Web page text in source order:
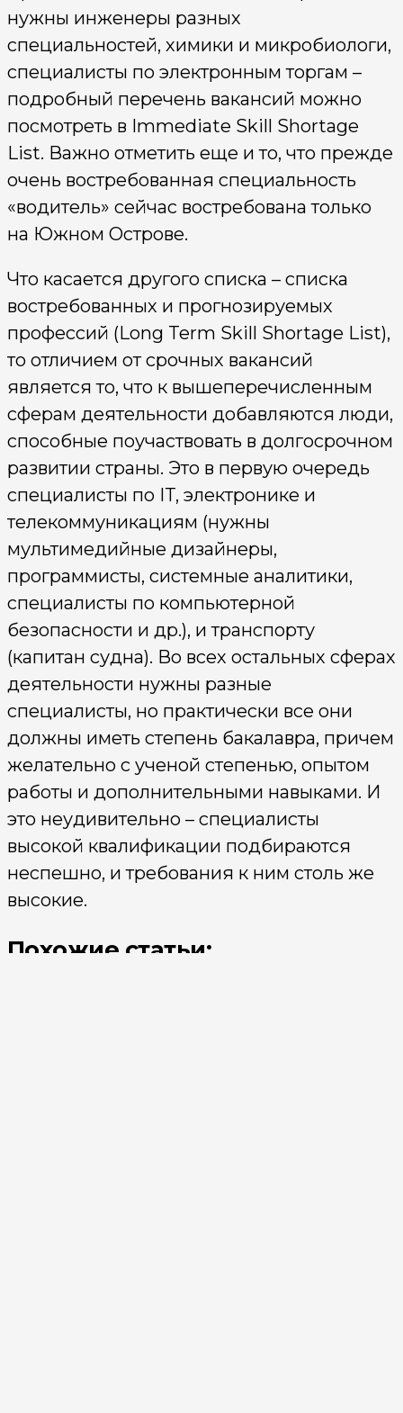
нужны инженеры разных
специальностей, химики и микробиологи,
специалисты по электронным торгам –
подробный перечень вакансий можно
посмотреть в Immediate Skill Shortage
List. Важно отметить еще и то, что прежде
очень востребованная специальность
«водитель» сейчас востребована только
на Южном Острове.
Что касается другого списка – списка
востребованных и прогнозируемых
профессий (Long Term Skill Shortage List),
то отличием от срочных вакансий
является то, что к вышеперечисленным
сферам деятельности добавляются люди,
способные поучаствовать в долгосрочном
развитии страны. Это в первую очередь
специалисты по IT, электронике и
телекоммуникациям (нужны
мультимедийные дизайнеры,
программисты, системные аналитики,
специалисты по компьютерной
безопасности и др.), и транспорту
(капитан судна). Во всех остальных сферах
деятельности нужны разные
специалисты, но практически все они
должны иметь степень бакалавра, причем
желательно с ученой степенью, опытом
работы и дополнительными навыками. И
это неудивительно – специалисты
высокой квалификации подбираются
неспешно, и требования к ним столь же
высокие.
Похожие статьи: